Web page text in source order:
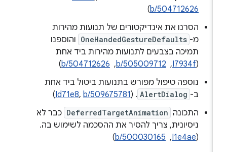
b/504712626
)
הסרנו את אינדיקטורים של תנועות מהירות
OneHandedGestureDefaults והוספנו
תמיכה בצבעים לתנועות מהירות ביד אחת
I7934f
, ‏
b/505009712
, ‏
b/504712626
)
נוספה טיפול מפורש בתנועות ביטול ביד אחת
AlertDialog
. (
Id71e8,b/509675781
)
התכונה DeferredTargetAnimation כבר לא
ניסיונית, צריך להסיר את ההסכמה לשימוש בה.
I1e4ae
, ‏
b/500030165
)